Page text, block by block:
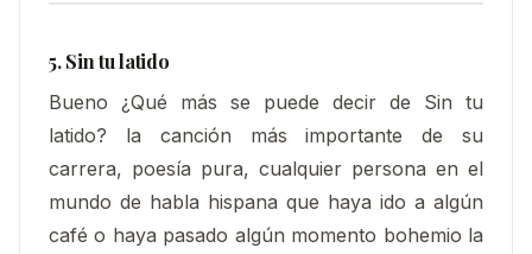
5. Sin tu latido
Bueno ¿Qué más se puede decir de Sin tu
latido? la canción más importante de su
carrera, poesía pura, cualquier persona en el
mundo de habla hispana que haya ido a algún
café o haya pasado algún momento bohemio la